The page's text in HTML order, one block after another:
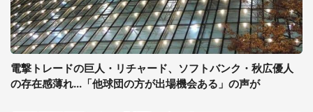
電撃トレードの巨人・リチャード、ソフトバンク・秋広優人
の存在感薄れ...「他球団の方が出場機会ある」の声が